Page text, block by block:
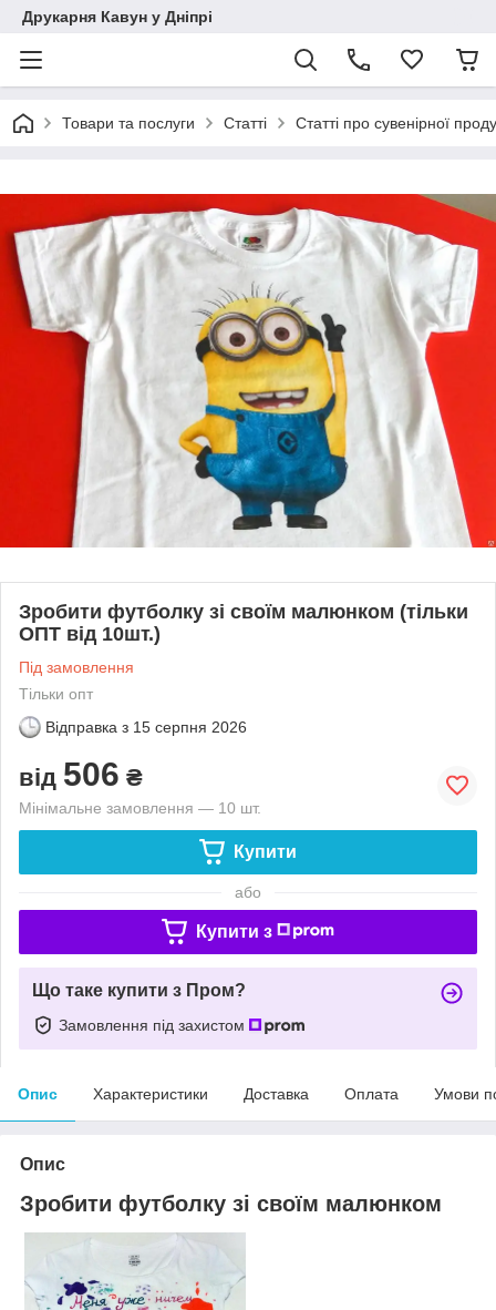
Друкарня Кавун у Дніпрі
Товари та послуги Статті Статті про сувенірної
Зробити футболку зі своїм малюнком (тільки
ОПТ від 10шт.)
Під замовлення
Тільки опт
Відправка з 15 серпня 2026
від 506 ₴
Мінімальне замовлення — 10 шт.
Купити
або
Купити з
Що таке купити з Пром?
Замовлення під захистом
Опис Характеристики Доставка Оплата Умови
Опис
Зробити футболку зі своїм малюнком